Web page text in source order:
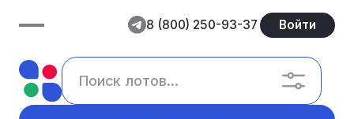
8 (800) 250-93-37 Войти